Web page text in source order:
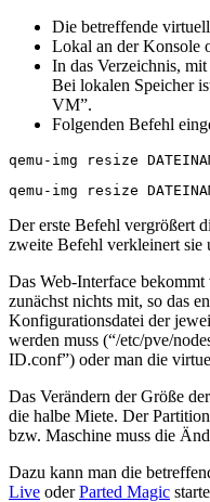
Die betreffende
Lokal an der Konsole
In das Verzeichnis,
Bei lokalen Speicher
VM”.
Folgenden Befehl
qemu-img resize
qemu-img resize
Der erste Befehl vergrößert
zweite Befehl verkleinert sie
Das Web-Interface
zunächst nichts mit, so das
Konfigurationsdatei der
werden muss (“/etc/pve/
ID.conf”) oder man die
Das Verändern der Größe
die halbe Miete. Der
bzw. Maschine muss die
Dazu kann man die
Live oderParted Magic